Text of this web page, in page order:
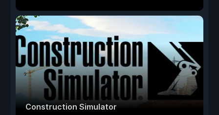
Construction Simulator